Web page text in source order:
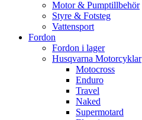
Motor & Pumptillbehör
Styre & Fotsteg
Vattensport
Fordon
Fordon i lager
Husqvarna Motorcyklar
Motocross
Enduro
Travel
Naked
Supermotard